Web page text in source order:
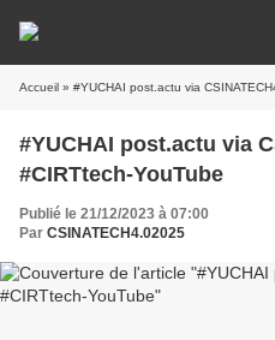
Accueil » #YUCHAI post.actu via
#YUCHAI post.actu via
#CIRTtech-YouTube
Publié le 21/12/2023 à 07:00
Par CSINATECH4.02025